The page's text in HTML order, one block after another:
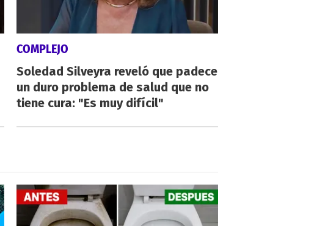
COMPLEJO
Soledad Silveyra reveló que padece
un duro problema de salud que no
tiene cura: "Es muy difícil"